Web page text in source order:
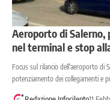
Aeroporto di
nel terminal e stop
Focus sul rilancio dell'aeroporto di
potenziamento dei collegamenti e